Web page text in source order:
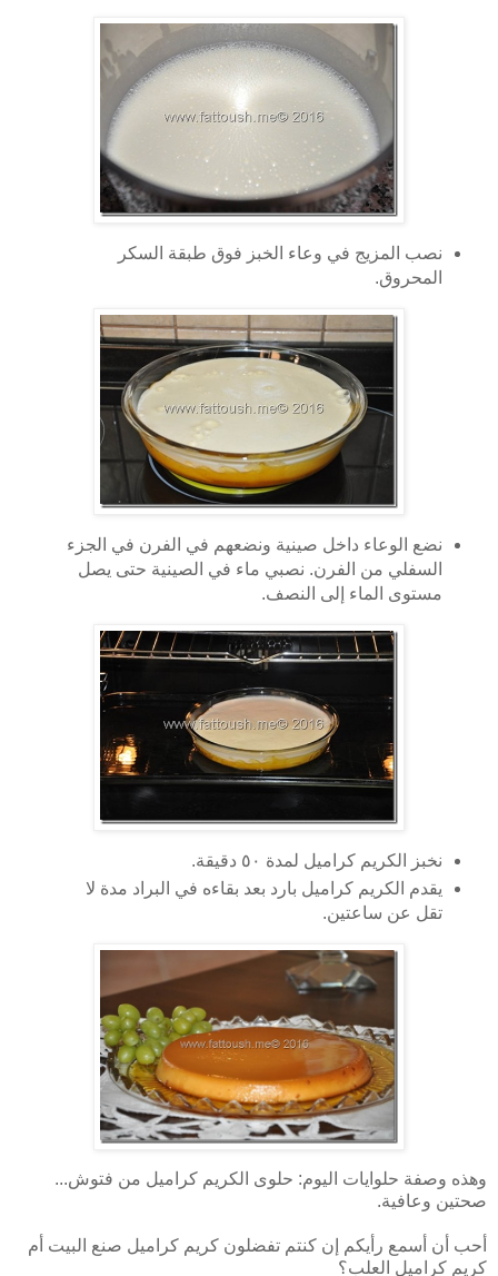
نصب المزيج في وعاء الخبز فوق طبقة السكر
المحروق.
نضع الوعاء داخل صينية ونضعهم في الفرن في الجزء
السفلي من الفرن. نصبي ماء في الصينية حتى يصل
مستوى الماء إلى النصف.
نخبز الكريم كراميل لمدة ٥٠ دقيقة.
يقدم الكريم كراميل بارد بعد بقاءه في البراد مدة لا
تقل عن ساعتين.
وهذه وصفة حلوايات اليوم: حلوى الكريم كراميل من فتوش...
صحتين وعافية.
أحب أن أسمع رأيكم إن كنتم تفضلون كريم كراميل صنع البيت أم
كريم كراميل العلب؟